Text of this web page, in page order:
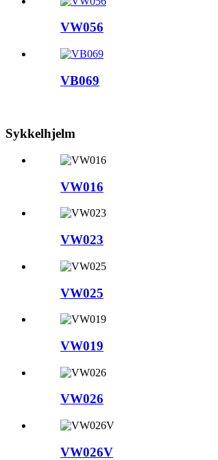
VW056
VB069
Sykkelhjelm
VW016
VW023
VW025
VW019
VW026
VW026V